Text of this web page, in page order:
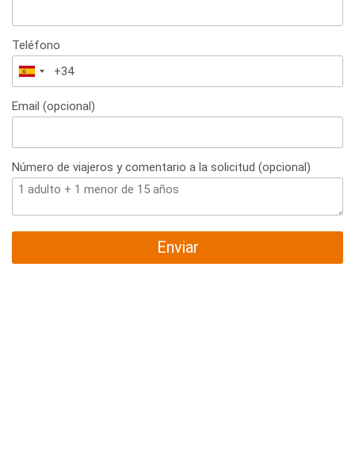
Teléfono
España
+34
Email (opcional)
Número de viajeros y comentario a la solicitud (opcional)
Enviar